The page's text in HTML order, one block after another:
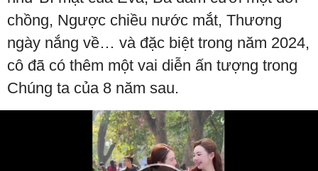
chồng, Ngược chiều nước mắt, Thương
ngày nắng về… và đặc biệt trong năm 2024,
cô đã có thêm một vai diễn ấn tượng trong
Chúng ta của 8 năm sau.